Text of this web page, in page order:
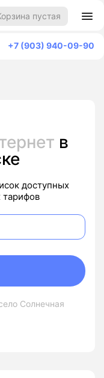
пустая
+7 (903) 940-09-90
в
доступных
тарифов
Солнечная